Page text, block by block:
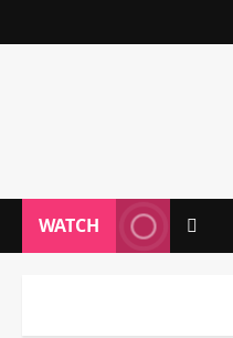
WATCH